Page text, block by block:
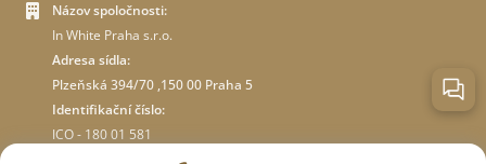
Názov spoločnosti:
In White Praha s.r.o.
Adresa sídla:
Plzeňská 394/70 ,150 00 Praha 5
Identifikační číslo:
ICO - 180 01 581